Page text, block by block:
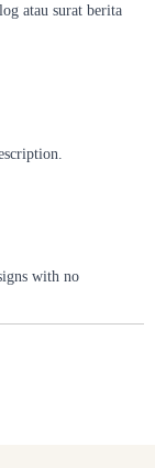
atau surat berita
with no